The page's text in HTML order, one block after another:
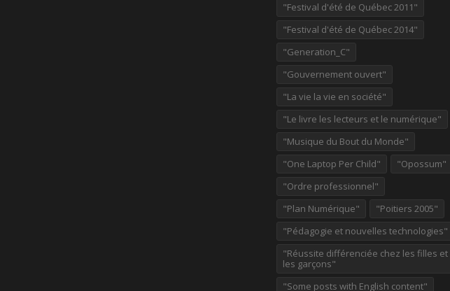
"Festival d'été de Québec 2011"
"Festival d'été de Québec 2014"
"Generation_C"
"Gouvernement ouvert"
"La vie la vie en société"
"Le livre les lecteurs et le numérique"
"Musique du Bout du Monde"
"One Laptop Per Child"
"Opossum"
"Ordre professionnel"
"Plan Numérique"
"Poitiers 2005"
"Pédagogie et nouvelles technologies"
"Réussite différenciée chez les filles et
les garçons"
"Some posts with English content"